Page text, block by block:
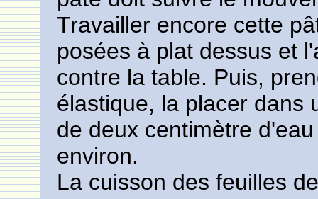
Travailler encore cette
posées à plat dessus et
contre la table. Puis,
élastique, la placer dans
de deux centimètre
environ.
La cuisson des feuilles